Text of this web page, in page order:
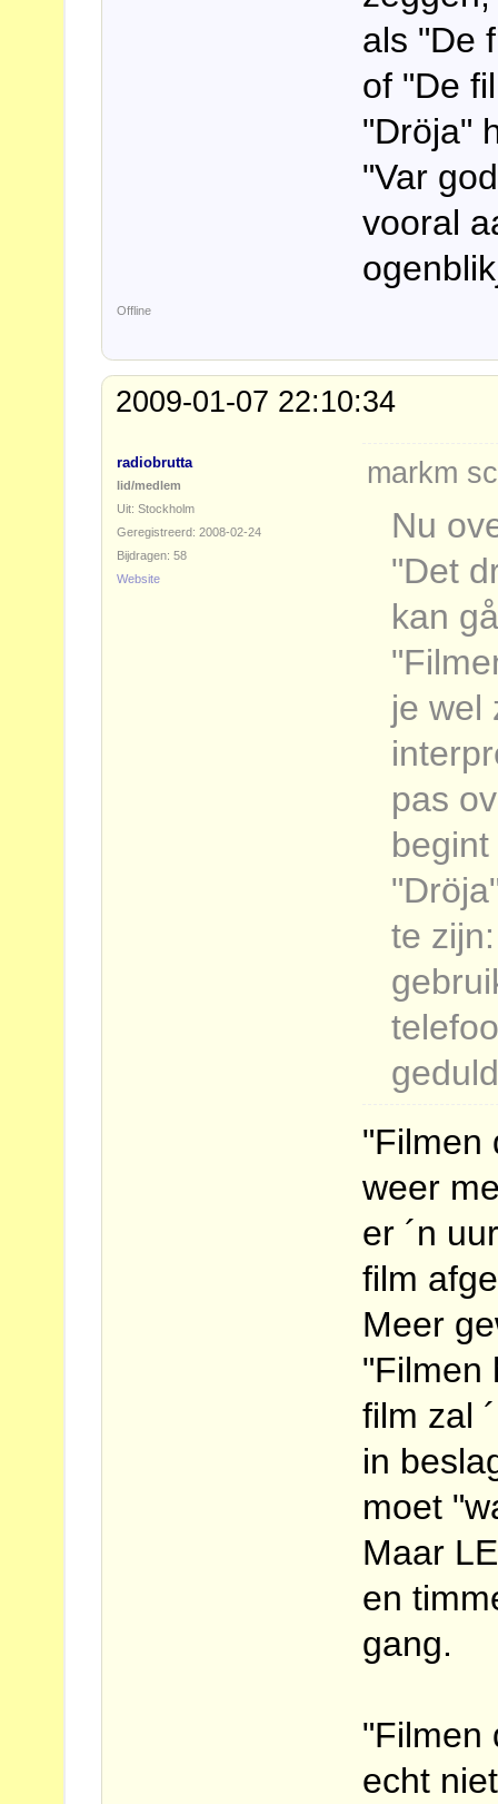
als "De
of "De
"Dröja"
"Var
vooral
Offline
2009-01-07 22:10:34
radiobrutta
lid/medlem
Uit: Stockholm
Geregistreerd: 2008-02-24
Bijdragen: 58
Website
markm
Nu
"Det
kan
je wel
pas
te
"Filmen
weer
er ´n
film
Meer
"Filmen
film zal
in
moet
Maar
en
gang.
"Filmen
echt